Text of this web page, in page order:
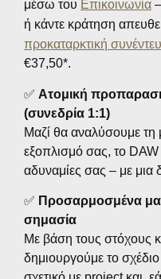
μέσω του Επικοινωνία
ή κάντε κράτηση
προκαταρκτική
€37,50*.
✅ Ατομική
(συνεδρία 1:1)
Μαζί θα αναλύσουμε τη
εξοπλισμό σας, το DAW
αδυναμίες σας – με μια
✅ Προσαρμοσμένα
σημασία
Με βάση τους στόχους
δημιουργούμε το